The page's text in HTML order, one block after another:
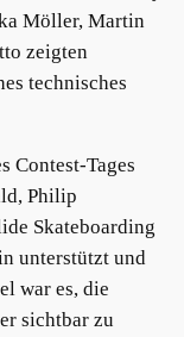
Möller, Martin
zeigten
technisches
Contest-Tages
Philip
Skateboarding
unterstützt und
war es, die
sichtbar zu